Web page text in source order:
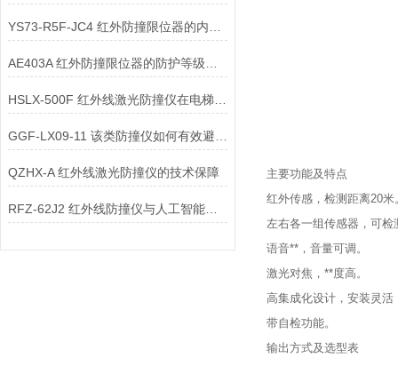
HSLX-500F 红外线激光防撞仪在电梯价值
QZHX-A 红外线激光防撞仪的技术保障
RFZ-62J2 红外线防撞仪与人工智能算法结合，核心应用场景有哪些？
主要功能及特点
红外传感，检测距离20米
左右各一组传感器，可
语音**，音量可调。
激光对焦，**度高。
高集成化设计，安装灵活
带自检功能。
输出方式及选型表